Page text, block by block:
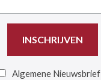
Algemene Nieuwsbrief